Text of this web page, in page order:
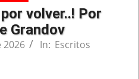
volver..! Por
Grandov
2026 In: Escritos